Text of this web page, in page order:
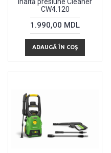
CW4.120
1.990,00 MDL
ADAUGĂ ÎN COŞ